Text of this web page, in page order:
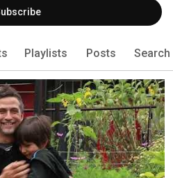
Playlists Posts Search